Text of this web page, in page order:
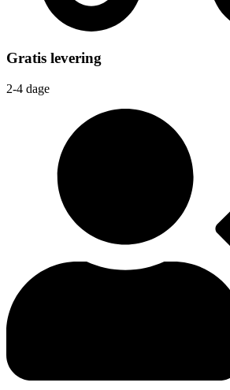
Gratis levering
2-4 dage